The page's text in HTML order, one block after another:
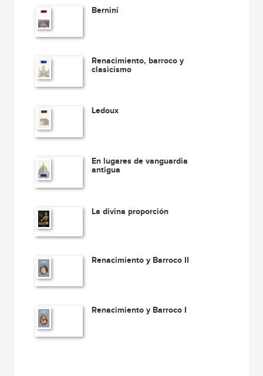
Bernini
Renacimiento, barroco y
clasicismo
Ledoux
En lugares de vanguardia
antigua
La divina proporción
Renacimiento y Barroco II
Renacimiento y Barroco I